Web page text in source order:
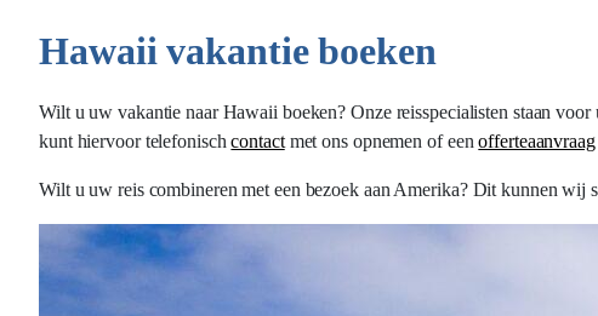
Hawaii vakantie boeken
Wilt u uw vakantie naar Hawaii boeken? Onze reisspecialisten staan
kunt hiervoor telefonischcontactmet ons opnemen of eenofferteaanvraag
Wilt u uw reis combineren met een bezoek aan Amerika? Dit kunnen wij